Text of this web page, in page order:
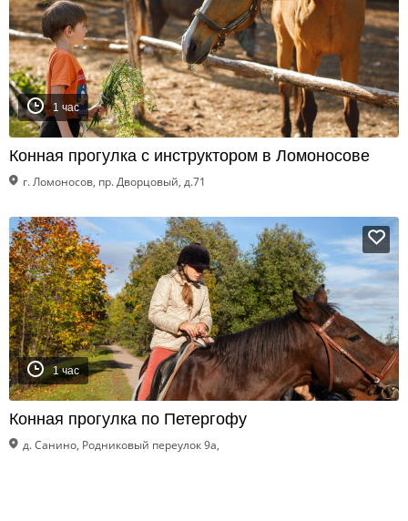
1 час
Конная прогулка с инструктором в Ломоносове
г. Ломоносов, пр. Дворцовый, д.71
1 час
Конная прогулка по Петергофу
д. Санино, Родниковый переулок 9а,